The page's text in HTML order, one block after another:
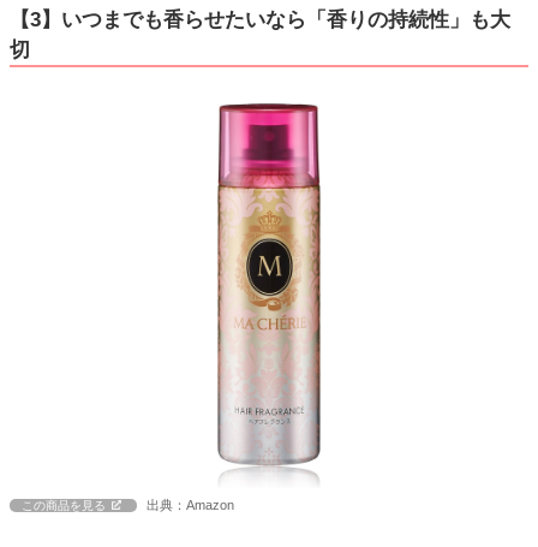
【3】いつまでも香らせたいなら「香りの持続性」も大
切
この商品を見る 出典：Amazon